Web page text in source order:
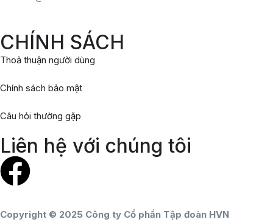
CHÍNH SÁCH
Thoả thuận người dùng
Chính sách bảo mật
Câu hỏi thường gặp
Liên hệ với chúng tôi
Copyright © 2025 Công ty Cổ phần Tập đoàn HVN